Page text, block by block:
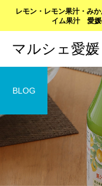
レモン・レモン果汁・み
イム果汁 愛
マルシェ愛
BLOG